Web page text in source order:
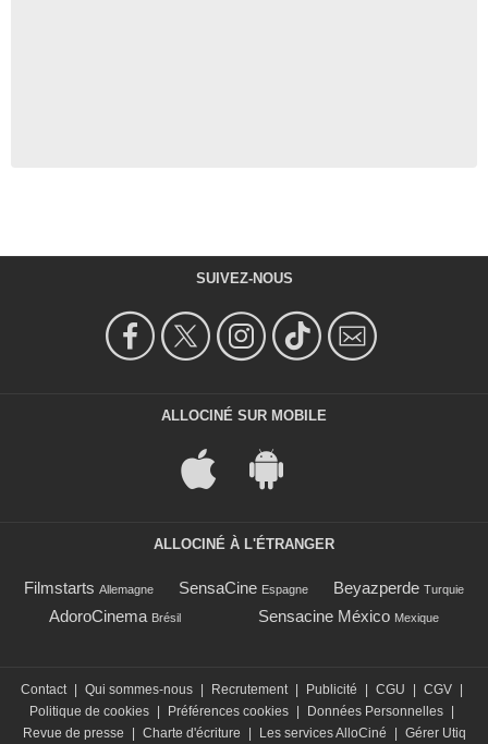
SUIVEZ-NOUS
ALLOCINÉ SUR MOBILE
ALLOCINÉ À L'ÉTRANGER
Filmstarts Allemagne SensaCine Espagne Beyazperde Turquie
AdoroCinema Brésil Sensacine México Mexique
Contact Qui sommes-nous Recrutement Publicité CGU CGV
Politique de cookies
Préférences cookies Données Personnelles
Revue de presse
Charte d'écriture Les services AlloCiné Gérer Utiq